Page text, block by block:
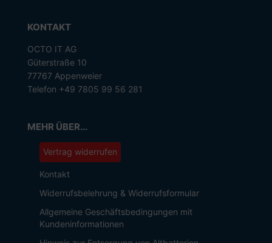
KONTAKT
OCTO IT AG
Güterstraße 10
77767 Appenweier
Telefon +49 7805 99 56 281
MEHR ÜBER...
Vertrag widerrufen
Kontakt
Widerrufsbelehrung & Widerrufsformular
Allgemeine Geschäftsbedingungen mit
Kundeninformationen